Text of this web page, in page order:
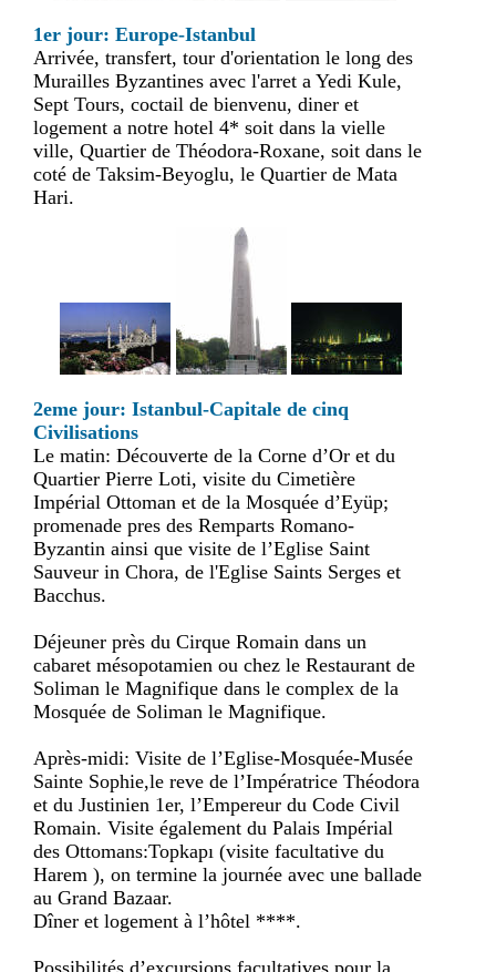
1er jour: Europe-Istanbul
Arrivée, transfert, tour d'orientation le long des
Murailles Byzantines avec l'arret a Yedi Kule,
Sept Tours, coctail de bienvenu, diner et
logement a notre hotel 4* soit dans la vielle
ville, Quartier de Théodora-Roxane, soit dans le
coté de Taksim-Beyoglu, le Quartier de Mata
Hari.
2eme jour: Istanbul-Capitale de cinq
Civilisations
Le matin: Découverte de la Corne d’Or et du
Quartier Pierre Loti, visite du Cimetière
Impérial Ottoman et de la Mosquée d’Eyüp;
promenade pres des Remparts Romano-
Byzantin ainsi que visite de l’Eglise Saint
Sauveur in Chora, de l'Eglise Saints Serges et
Bacchus.
Déjeuner près du Cirque Romain dans un
cabaret mésopotamien ou chez le Restaurant de
Soliman le Magnifique dans le complex de la
Mosquée de Soliman le Magnifique.
Après-midi: Visite de l’Eglise-Mosquée-Musée
Sainte Sophie,le reve de l’Impératrice Théodora
et du Justinien 1er, l’Empereur du Code Civil
Romain. Visite également du Palais Impérial
des Ottomans:Topkapı (visite facultative du
Harem ), on termine la journée avec une ballade
au Grand Bazaar.
Dîner et logement à l’hôtel ****.
Possibilités d’excursions facultatives pour la